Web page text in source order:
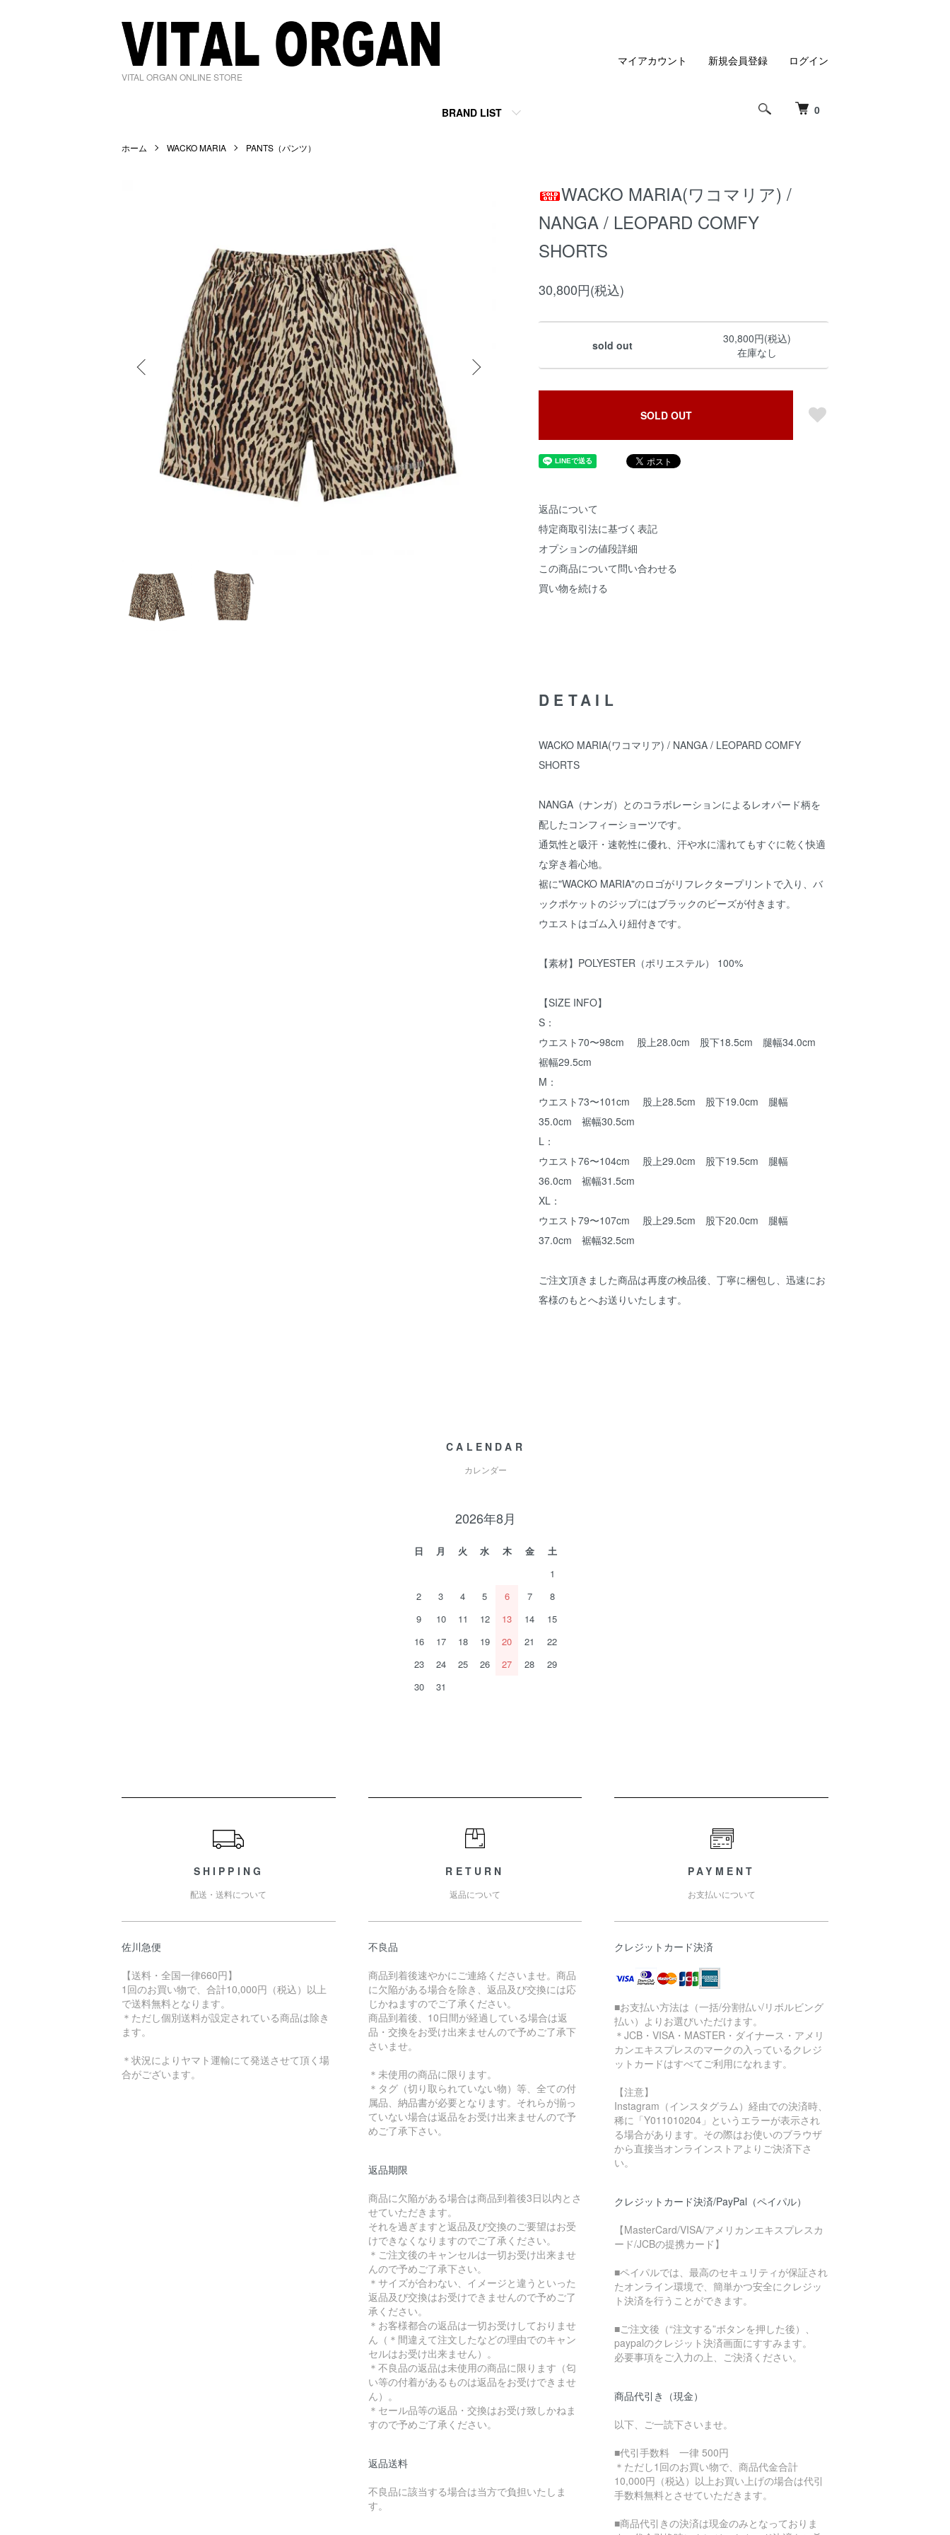
VITAL ORGAN ONLINE STORE
0
BRAND LIST
マイアカウント 新規会員登録 ログイン
ホーム WACKO MARIA PANTS（パンツ）
WACKO MARIA(ワコマリア) /
NANGA / LEOPARD COMFY
SHORTS
30,800円(税込)
sold out
30,800円(税込)
在庫なし
SOLD OUT
返品について
特定商取引法に基づく表記
オプションの値段詳細
この商品について問い合わせる
買い物を続ける
DETAIL
WACKO MARIA(ワコマリア) / NANGA / LEOPARD COMFY
SHORTS
NANGA（ナンガ）とのコラボレーションによるレオパード柄を
配したコンフィーショーツです。
通気性と吸汗・速乾性に優れ、汗や水に濡れてもすぐに乾く快適
な穿き着心地。
裾に"WACKO MARIA"のロゴがリフレクタープリントで入り、バ
ックポケットのジップにはブラックのビーズが付きます。
ウエストはゴム入り紐付きです。
【素材】POLYESTER（ポリエステル） 100%
【SIZE INFO】
S：
ウエスト70〜98cm 股上28.0cm 股下18.5cm 腿幅34.0cm
裾幅29.5cm
M：
ウエスト73〜101cm 股上28.5cm 股下19.0cm 腿幅
35.0cm 裾幅30.5cm
L：
ウエスト76〜104cm 股上29.0cm 股下19.5cm 腿幅
36.0cm 裾幅31.5cm
XL：
ウエスト79〜107cm 股上29.5cm 股下20.0cm 腿幅
37.0cm 裾幅32.5cm
ご注文頂きました商品は再度の検品後、丁寧に梱包し、迅速にお
客様のもとへお送りいたします。
CALENDAR
カレンダー
2026年8月
日 月 火 水 木 金
土
1
2
3 4 5 6 7
8
9
10 11 12 13 14
15
16
17 18 19 20 21
22
23
24 25 26 27 28
29
30
31
SHIPPING
配送・送料について
佐川急便
【送料・全国一律660円】
1回のお買い物で、合計10,000円（税込）以上
で送料無料となります。
＊ただし個別送料が設定されている商品は除き
ます。
＊状況によりヤマト運輸にて発送させて頂く場
合がございます。
RETURN
返品について
不良品
商品到着後速やかにご連絡くださいませ。商品
に欠陥がある場合を除き、返品及び交換には応
じかねますのでご了承ください。
商品到着後、10日間が経過している場合は返
品・交換をお受け出来ませんので予めご了承下
さいませ。
＊未使用の商品に限ります。
＊タグ（切り取られていない物）等、全ての付
属品、納品書が必要となります。それらが揃っ
ていない場合は返品をお受け出来ませんので予
めご了承下さい。
返品期限
商品に欠陥がある場合は商品到着後3日以内とさ
せていただきます。
それを過ぎますと返品及び交換のご要望はお受
けできなくなりますのでご了承ください。
＊ご注文後のキャンセルは一切お受け出来ませ
んので予めご了承下さい。
＊サイズが合わない、イメージと違うといった
返品及び交換はお受けできませんので予めご了
承ください。
＊お客様都合の返品は一切お受けしておりませ
ん（＊間違えて注文したなどの理由でのキャン
セルはお受け出来ません）。
＊不良品の返品は未使用の商品に限ります（匂
い等の付着があるものは返品をお受けできませ
ん）。
＊セール品等の返品・交換はお受け致しかねま
すので予めご了承ください。
返品送料
不良品に該当する場合は当方で負担いたしま
す。
PAYMENT
お支払いについて
クレジットカード決済
■お支払い方法は（一括/分割払い/リボルビング
払い）よりお選びいただけます。
＊JCB・VISA・MASTER・ダイナース・アメリ
カンエキスプレスのマークの入っているクレジ
ットカードはすべてご利用になれます。
【注意】
Instagram（インスタグラム）経由での決済時、
稀に「Y011010204」というエラーが表示され
る場合があります。その際はお使いのブラウザ
から直接当オンラインストアよりご決済下さ
い。
クレジットカード決済/PayPal（ペイパル）
【MasterCard/VISA/アメリカンエキスプレスカ
ード/JCBの提携カード】
■ペイパルでは、最高のセキュリティが保証され
たオンライン環境で、簡単かつ安全にクレジッ
ト決済を行うことができます。
■ご注文後（“注文する”ボタンを押した後）、
paypalのクレジット決済画面にすすみます。
必要事項をご入力の上、ご決済ください。
商品代引き（現金）
以下、ご一読下さいませ。
■代引手数料 一律 500円
＊ただし1回のお買い物で、商品代金合計
10,000円（税込）以上お買い上げの場合は代引
手数料無料とさせていただきます。
■商品代引きの決済は現金のみとなっておりま